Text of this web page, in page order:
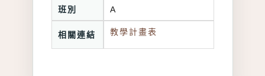
班別 A
相關連結 教學計畫表